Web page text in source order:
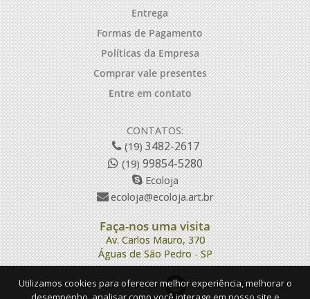
Entrega
Formas de Pagamento
Políticas da Empresa
Comprar vale presentes
Entre em contato
CONTATOS:
(19)3482-2617
(19)99854-5280
Ecoloja
ecoloja@ecoloja.art.br
Faça-nos uma visita
Av. Carlos Mauro, 370
Águas de São Pedro - SP
Utilizamos cookies para oferecer melhor experiência, melhorar o